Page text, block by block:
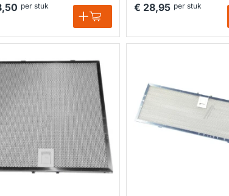
per stuk € 28,95 per stuk